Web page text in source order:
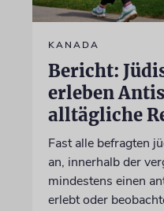
KANADA
Bericht:
erleben
alltägliche
Fast alle befragten
an, innerhalb der
mindestens einen
erlebt oder